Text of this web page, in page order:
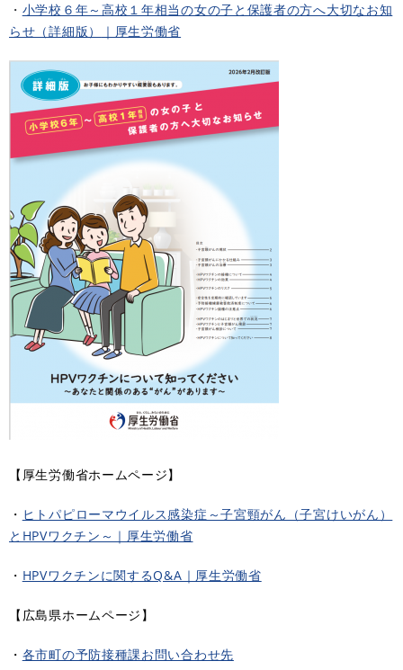
・ 小学校６年～高校１年相当の女の子と保護者の方へ大切なお知
らせ（詳細版）
｜厚生労働省
【厚生労働省ホームページ】
・ ヒトパピローマウイルス感染症～子宮頸がん（子宮けいがん）
とHPVワクチン～｜厚生労働省
・ HPVワクチンに関するQ&A｜厚生労働省
【広島県ホームページ】
・ 各市町の予防接種課お問い合わせ先